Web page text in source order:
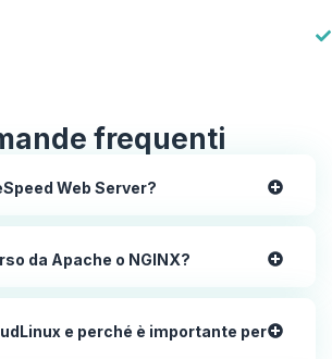
frequenti
Web Server?
da Apache o NGINX?
e perché è importante per